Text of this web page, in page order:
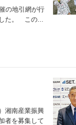
の地引網が行
した。 この...
湘南産業振興
者を募集して